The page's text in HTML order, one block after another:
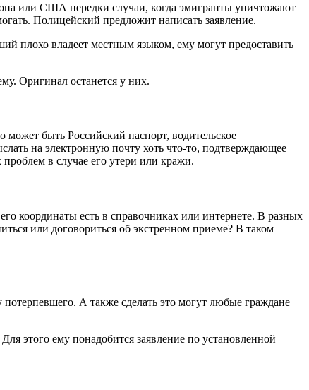
или США нередки случаи, когда эмигранты уничтожают
Полицейский предложит написать заявление.
плохо владеет местным языком, ему могут предоставить
Оригинал останется у них.
быть Российский паспорт, водительское
на электронную почту хоть что-то, подтверждающее
в случае его утери или кражи.
координаты есть в справочниках или интернете. В разных
или договориться об экстренном приеме? В таком
А также сделать это могут любые граждане
этого ему понадобится заявление по установленной